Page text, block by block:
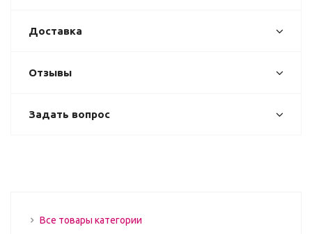
Доставка
Отзывы
Задать вопрос
Все товары категории